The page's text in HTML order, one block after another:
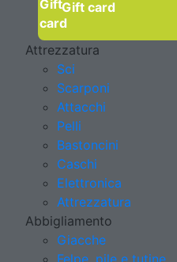
Gift card
Attrezzatura
Sci
Scarponi
Attacchi
Pelli
Bastoncini
Caschi
Elettronica
Attrezzatura
Abbigliamento
Giacche
Felpe, pile e tutine